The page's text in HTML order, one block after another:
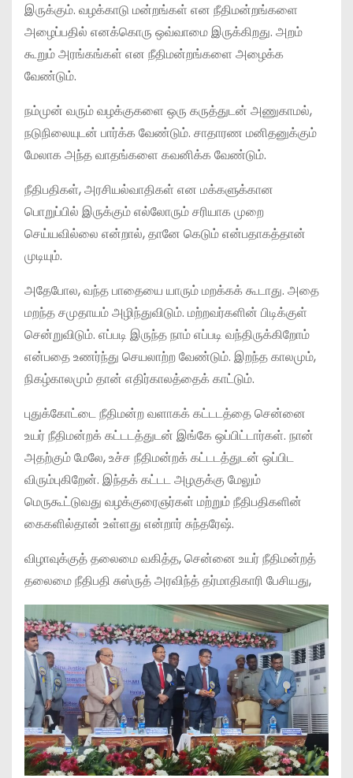
இருக்கும். வழக்காடு மன்றங்கள் என நீதிமன்றங்களை
அழைப்பதில் எனக்கொரு ஒவ்வாமை இருக்கிறது. அறம்
கூறும் அரங்கங்கள் என நீதிமன்றங்களை அழைக்க
வேண்டும்.
நம்முன் வரும் வழக்குகளை ஒரு கருத்துடன் அணுகாமல்,
நடுநிலையுடன் பார்க்க வேண்டும். சாதாரண மனிதனுக்கும்
மேலாக அந்த வாதங்களை கவனிக்க வேண்டும்.
நீதிபதிகள், அரசியல்வாதிகள் என மக்களுக்கான
பொறுப்பில் இருக்கும் எல்லோரும் சரியாக முறை
செய்யவில்லை என்றால், தானே கெடும் என்பதாகத்தான்
முடியும்.
அதேபோல, வந்த பாதையை யாரும் மறக்கக் கூடாது. அதை
மறந்த சமுதாயம் அழிந்துவிடும். மற்றவர்களின் பிடிக்குள்
சென்றுவிடும். எப்படி இருந்த நாம் எப்படி வந்திருக்கிறோம்
என்பதை உணர்ந்து செயலாற்ற வேண்டும். இறந்த காலமும்,
நிகழ்காலமும் தான் எதிர்காலத்தைக் காட்டும்.
புதுக்கோட்டை நீதிமன்ற வளாகக் கட்டடத்தை சென்னை
உயர் நீதிமன்றக் கட்டடத்துடன் இங்கே ஒப்பிட்டார்கள். நான்
அதற்கும் மேலே, உச்ச நீதிமன்றக் கட்டடத்துடன் ஒப்பிட
விரும்புகிறேன். இந்தக் கட்டட அழகுக்கு மேலும்
மெருகூட்டுவது வழக்குரைஞர்கள் மற்றும் நீதிபதிகளின்
கைகளில்தான் உள்ளது என்றார் சுந்தரேஷ்.
விழாவுக்குத் தலைமை வகித்த, சென்னை உயர் நீதிமன்றத்
தலைமை நீதிபதி சுஸ்ருத் அரவிந்த் தர்மாதிகாரி பேசியது,